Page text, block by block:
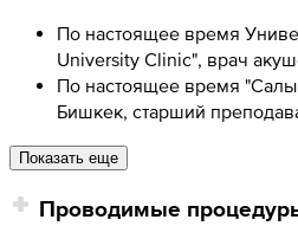
По настоящее время
University Clinic", врач
По настоящее время
Бишкек, старший
Показать еще
Проводимые